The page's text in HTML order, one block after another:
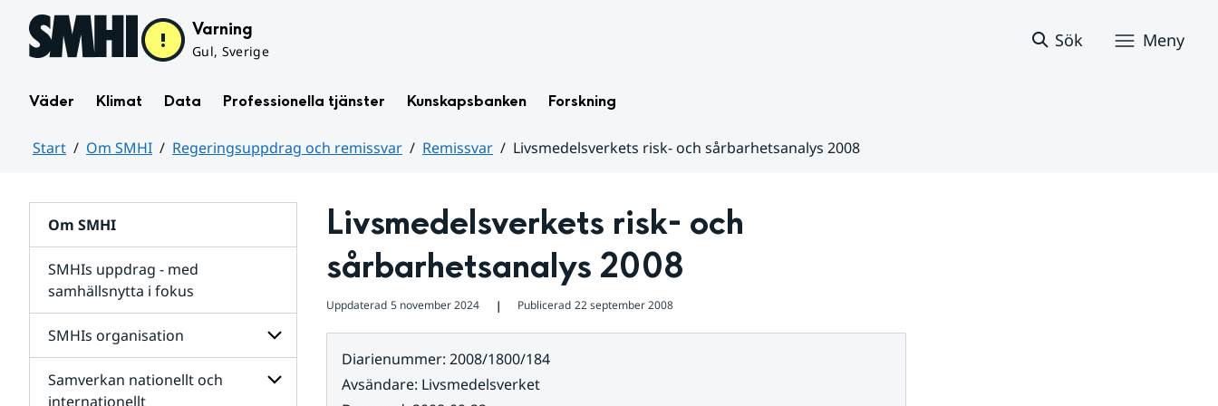
Hoppa till sidans innehåll Varning
Gul, Sverige
Sök Meny
Väder Klimat Data Professionella tjänster Kunskapsbanken Forskning
Start Om SMHI Regeringsuppdrag och remissvar Remissvar
Livsmedelsverkets risk- och sårbarhetsanalys 2008
Om SMHI
SMHIs uppdrag - med
samhällsnytta i fokus
SMHIs organisation
Undersidor
Samverkan nationellt och
internationellt
för
Regeringsuppdrag
remissvar
Livsmedelsverkets risk- och
sårbarhetsanalys 2008
Uppdaterad 5 november 2024 ❘ Publicerad 22 september 2008
Diarienummer: 2008/1800/184
Avsändare: Livsmedelsverket